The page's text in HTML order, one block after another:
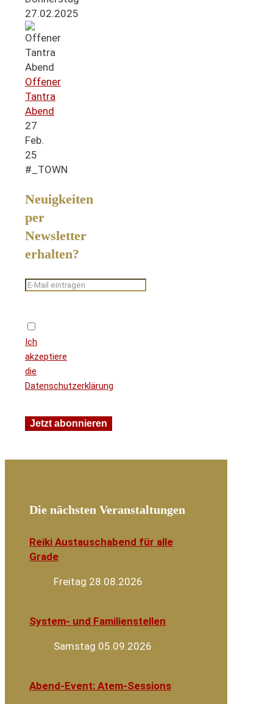
27.02.2025
Offener
Tantra
Abend
27
Feb.
25
#_TOWN
Neuigkeiten
per
Newsletter
erhalten?
Ich
akzeptiere
die
Datenschutzerklärung
Die nächsten Veranstaltungen
Reiki Austauschabend für alle
Grade
Freitag 28.08.2026
System- und Familienstellen
Samstag 05.09.2026
Abend-Event: Atem-Sessions